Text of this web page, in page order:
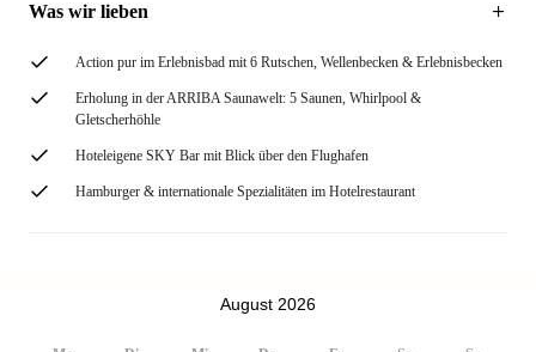
Was wir lieben
Action pur im Erlebnisbad mit 6 Rutschen, Wellenbecken & Erlebnisbecken
Erholung in der ARRIBA Saunawelt: 5 Saunen, Whirlpool &
Gletscherhöhle
Hoteleigene SKY Bar mit Blick über den Flughafen
Hamburger & internationale Spezialitäten im Hotelrestaurant
August 2026